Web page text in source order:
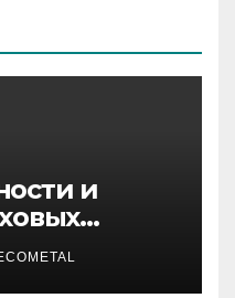
и
2026